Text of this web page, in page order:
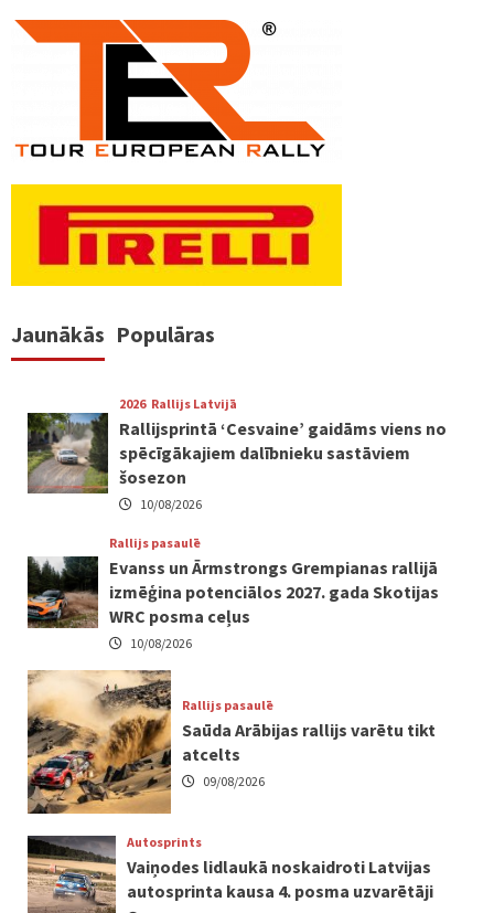
Jaunākās Populāras
2026 Rallijs Latvijā
Rallijsprintā ‘Cesvaine’ gaidāms viens no
spēcīgākajiem dalībnieku sastāviem
šosezon
10/08/2026
Rallijs pasaulē
Evanss un Ārmstrongs Grempianas rallijā
izmēģina potenciālos 2027. gada Skotijas
WRC posma ceļus
10/08/2026
Rallijs pasaulē
Saūda Arābijas rallijs varētu tikt
atcelts
09/08/2026
Autosprints
Vaiņodes lidlaukā noskaidroti Latvijas
autosprinta kausa 4. posma uzvarētāji